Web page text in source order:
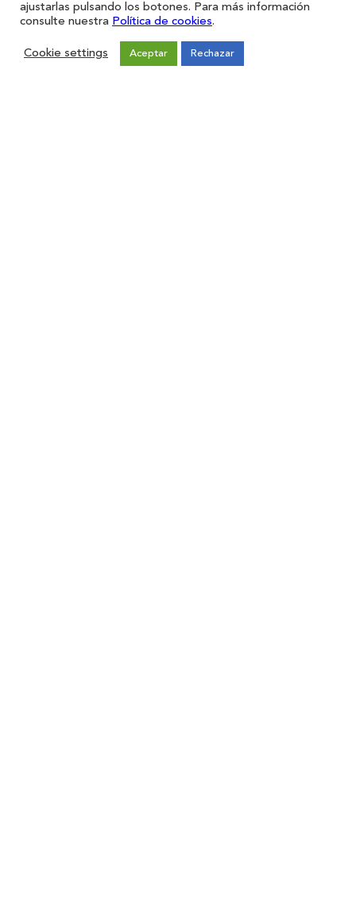
ajustarlas pulsando los botones. Para más información
consulte nuestra Política de cookies.
Cookie settings Aceptar Rechazar